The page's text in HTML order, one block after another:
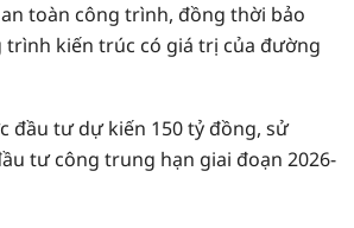
toàn công trình, đồng thời bảo
trình kiến trúc có giá trị của đường
đầu tư dự kiến 150 tỷ đồng, sử
tư công trung hạn giai đoạn 2026-